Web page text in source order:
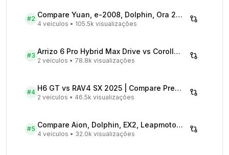
#2 Compare Yuan, e-2008, Dolphin, Ora 2026 | Veículos Elétricos
4 veículos • 105.5k visualizações
#3 Arrizo 6 Pro Hybrid Max Drive vs Corolla Cross XRX Hybrid - Comparativo Completo
2 veículos • 78.8k visualizações
#4 H6 GT vs RAV4 SX 2025 | Compare Preços
2 veículos • 46.5k visualizações
#5 Compare Aion, Dolphin, EX2, Leapmotor 2026 | Veículos Elétricos
4 veículos • 32.0k visualizações